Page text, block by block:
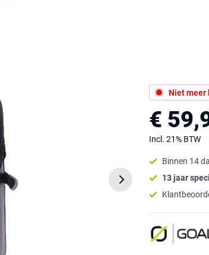
Niet meer
€
Incl. 21% BTW
Binnen 14
13 jaar